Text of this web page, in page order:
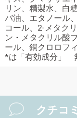
リン、精製水、白
バ油、エタノール
コール、2-メタク
ン・メタクリル酸
ール、銅クロロフ
*は「有効成分」
クチコミ